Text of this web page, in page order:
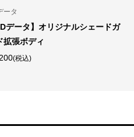
ータ
データ】オリジナルシェードガ
拡張ボディ
(税込)